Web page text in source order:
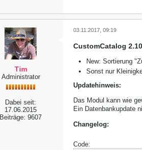
Tim
Administrator
Dabei seit:
17.06.2015
Beiträge: 9607
03.11.2017, 09:19
CustomCatalog
New: Sortierung
Sonst nur
Updatehinweis:
Das Modul kann wie
Ein Datenbankupdate
Changelog:
Code: